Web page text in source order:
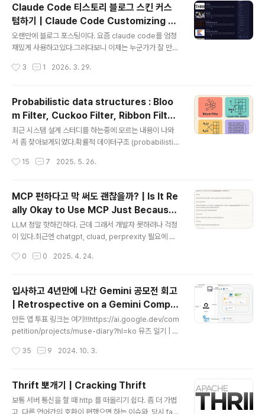
스)를 주로 사용함. https://remix.ethereum.org/기본
구조라이선스 명시: 파일 최상단에 SPDX-License-Ide
ntifier를 반드시 명시해야 함.버전 설정: pragma solidit
y를 통해 컴파일러 버전을 지정.컨트랙트 정의..
Claude Code 티스토리 블로그 스킨 커스
텀하기 | Claude Code Customizing a
Tistory Blog Skin
오랜만에 블로그 포스팅이다. 요즘 claude code를 엄청
재밌게 사용하고있다.그러다보니 이제는 누군가가 잘 만들
상이라는 느낌이 들었다.Claude Code 세션을 어떻게 사
e Simplit3"라는 티스토리 기본 스킨을 쓰고 있었다. 이전
에 블로그를 쓰면서 frontend 를 고치기 싫어서 냅두고 있
었는데, 솔직히 이 스킨 쓰는 블로그가 너무 많아서 어딜 가
도 비슷비슷한 느낌이었다. 내 블로그인지 남의 블로그인
내가 원하는 기능을 붙이기보단 그냥 처음부터 만드는게
3 1 2026. 3. 29.
Probabilistic data structures : Bloo
m Filter, Cuckoo Filter, Ribbon Filter
| Probabilistic Data Structures: Bloo
m Filter, Cuckoo Filter, Ribbon Filter
최근 시스템 설계 스터디를 하는중에 모르는 내용이 나와
서 좀 찾아보게되었다.확률적 데이터구조 (probabilistic
의 정확성에 약간의 오차를 허용하는 데이터 구조.이런 데
m filter, count-min sketch 등등이 있는데 그동안 이걸
왜 몰랐나 싶을정도로 아쉬웠다. 관심있는거만 공부하니까
그랬겠지...Bloom Filter를 대표적으로 예를 들어보자. 우
리가 프로그래밍적으로 Collection 안에 이 원소가 존재
하는지(exist)를 확인하려면 보통 contains() 와 같은 메
s를 실행하기 위해서..
15 7 2025. 5. 26.
MCP 편하다고 막 써도 괜찮을까? | Is It Re
ally Okay to Use MCP Just Because I
t's Convenient?
LLM 정말 핫하긴하다. 근데 그래서 개발자 못하려나 걱정
이 있다.최근엔 chatgpt, cluad, perprexity 필요에 적
받고있다.Junie, Copliot도 코드 짤때 정말 적극 활용하
면 log format이 이 형태인데 grep으로 이 포맷에서 이
필드를 가진 로그가 총 몇개인지, unique 값은 몇개인지
전체 log row 중에서의 비율은 몇개인지 간단한 한줄짜리
linux command 알려달라고 할 때 일회성으로 생각없이
드는 아직 잘 모르겠다. 구조..
0 0 2025. 4. 24.
입사하고 4년만에 나간 Gemini 공모전 회고
| Retrospective on a Gemini Compe
tition I Entered 4 Years After Joinin
g the Company
만든 앱 투표 링크는 여기!!!https://ai.google.dev/com
petition/projects/muse-diary?hl=ko 뮤즈 일기 | G
r Developers매일 채팅하고, 사운드트랙을 선별하고, 소
지 한 달 반의 시간동안 평일 저녁과 주말 시간을 쪼개서 G
oogle Gemini API Developer Competition (Gem
35 9 2024. 10. 3.
Thrift 뽀개기 | Cracking Thrift
보통 서버 통신을 할 때 http 를 떠올리기 쉽다. 좀 더 가볍
고, 다른 언어간의 호환이 편했으면 하는 이슈와, 당시 fac